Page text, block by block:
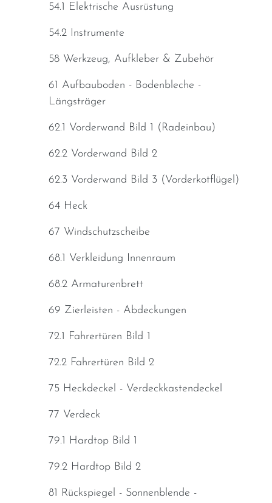
54.1 Elektrische Ausrüstung
54.2 Instrumente
58 Werkzeug, Aufkleber & Zubehör
61 Aufbauboden - Bodenbleche -
Längsträger
62.1 Vorderwand Bild 1 (Radeinbau)
62.2 Vorderwand Bild 2
62.3 Vorderwand Bild 3 (Vorderkotflügel)
64 Heck
67 Windschutzscheibe
68.1 Verkleidung Innenraum
68.2 Armaturenbrett
69 Zierleisten - Abdeckungen
72.1 Fahrertüren Bild 1
72.2 Fahrertüren Bild 2
75 Heckdeckel - Verdeckkastendeckel
77 Verdeck
79.1 Hardtop Bild 1
79.2 Hardtop Bild 2
81 Rückspiegel - Sonnenblende -